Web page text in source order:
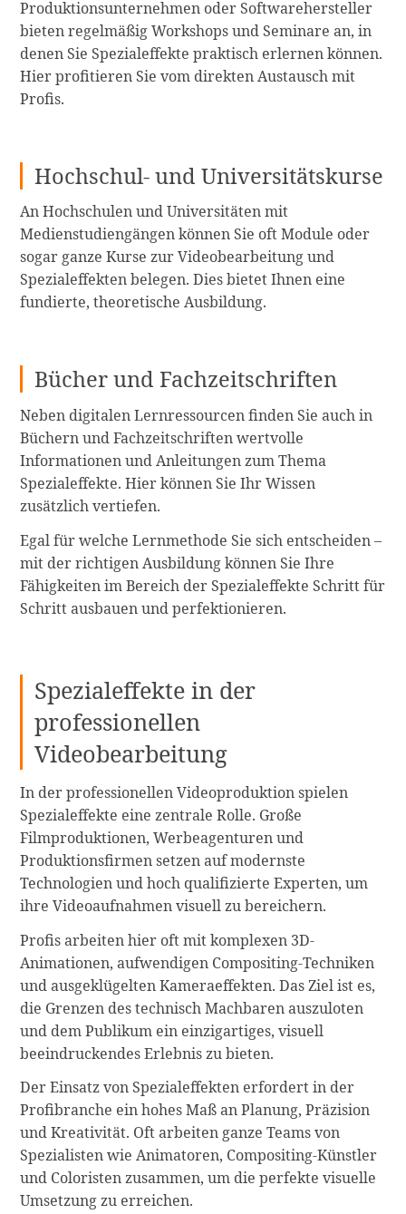
Produktionsunternehmen oder Softwarehersteller
bieten regelmäßig Workshops und Seminare an, in
denen Sie Spezialeffekte praktisch erlernen können.
Hier profitieren Sie vom direkten Austausch mit
Profis.
Hochschul- und Universitätskurse
An Hochschulen und Universitäten mit
Medienstudiengängen können Sie oft Module oder
sogar ganze Kurse zur Videobearbeitung und
Spezialeffekten belegen. Dies bietet Ihnen eine
fundierte, theoretische Ausbildung.
Bücher und Fachzeitschriften
Neben digitalen Lernressourcen finden Sie auch in
Büchern und Fachzeitschriften wertvolle
Informationen und Anleitungen zum Thema
Spezialeffekte. Hier können Sie Ihr Wissen
zusätzlich vertiefen.
Egal für welche Lernmethode Sie sich entscheiden –
mit der richtigen Ausbildung können Sie Ihre
Fähigkeiten im Bereich der Spezialeffekte Schritt für
Schritt ausbauen und perfektionieren.
Spezialeffekte in der
professionellen
Videobearbeitung
In der professionellen Videoproduktion spielen
Spezialeffekte eine zentrale Rolle. Große
Filmproduktionen, Werbeagenturen und
Produktionsfirmen setzen auf modernste
Technologien und hoch qualifizierte Experten, um
ihre Videoaufnahmen visuell zu bereichern.
Profis arbeiten hier oft mit komplexen 3D-
Animationen, aufwendigen Compositing-Techniken
und ausgeklügelten Kameraeffekten. Das Ziel ist es,
die Grenzen des technisch Machbaren auszuloten
und dem Publikum ein einzigartiges, visuell
beeindruckendes Erlebnis zu bieten.
Der Einsatz von Spezialeffekten erfordert in der
Profibranche ein hohes Maß an Planung, Präzision
und Kreativität. Oft arbeiten ganze Teams von
Spezialisten wie Animatoren, Compositing-Künstler
und Coloristen zusammen, um die perfekte visuelle
Umsetzung zu erreichen.